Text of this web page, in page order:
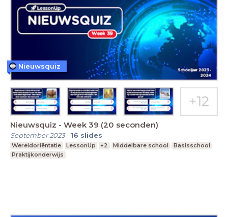
Nieuwsquiz - Week 39 (20 seconden)
September 2023- 16 slides
Wereldoriëntatie LessonUp +2 Middelbare school
Basisschool
Praktijkonderwijs
Nieuwsquiz